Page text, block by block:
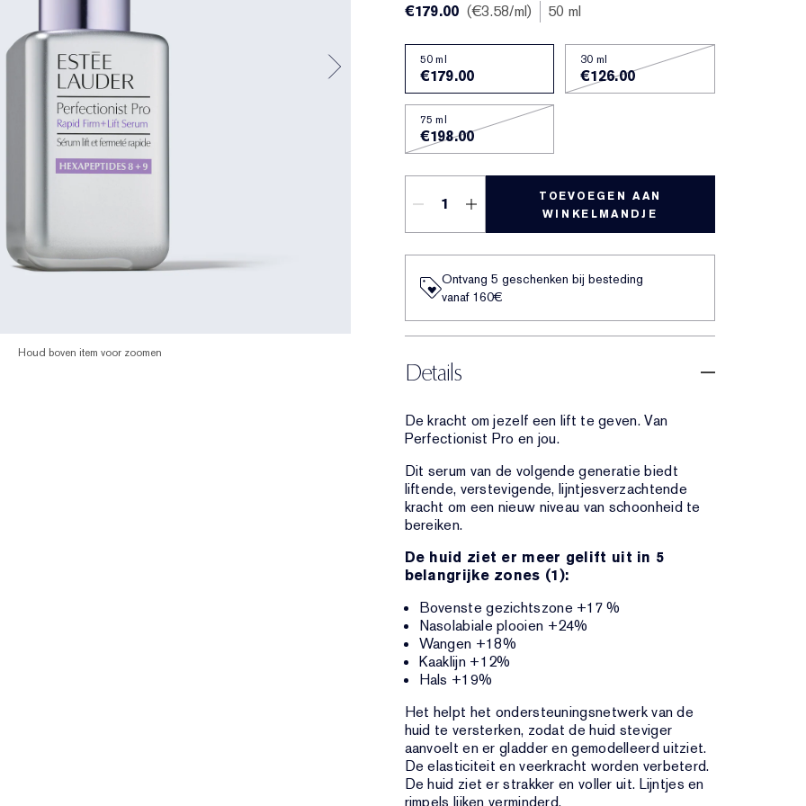
Houd boven item voor zoomen
€179.00 €3.58/ml 50 ml
50 ml
€179.00
30 ml
€126.00
75 ml
€198.00
TOEVOEGEN AAN
WINKELMANDJE
Ontvang 5 geschenken bij besteding
vanaf 160€
Details
De kracht om jezelf een lift te geven. Van
Perfectionist Pro en jou.
Dit serum van de volgende generatie biedt
liftende, verstevigende, lijntjesverzachtende
kracht om een nieuw niveau van schoonheid te
bereiken.
De huid ziet er meer gelift uit in 5
belangrijke zones (1):
Bovenste gezichtszone +17 %
Nasolabiale plooien +24%
Wangen +18%
Kaaklijn +12%
Hals +19%
Het helpt het ondersteuningsnetwerk van de
huid te versterken, zodat de huid steviger
aanvoelt en er gladder en gemodelleerd uitziet.
De elasticiteit en veerkracht worden verbeterd.
De huid ziet er strakker en voller uit. Lijntjes en
rimpels lijken verminderd.